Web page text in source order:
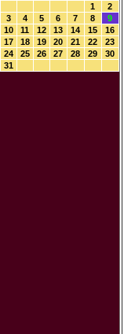
1
2
3
4 5 6 7 8
9
10
11 12 13 14 15
16
17
18 19 20 21 22
23
24
25 26 27 28 29
30
31